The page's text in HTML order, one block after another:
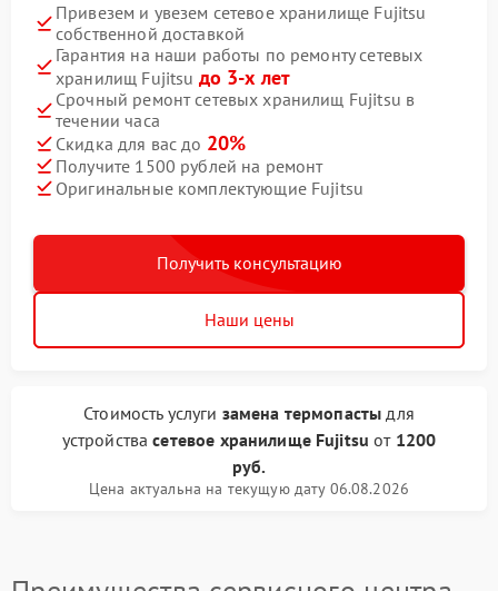
Привезем и увезем сетевое хранилище Fujitsu
собственной доставкой
Гарантия на наши работы по ремонту сетевых
хранилищ Fujitsu до 3-х лет
Срочный ремонт сетевых хранилищ Fujitsu в
течении часа
Скидка для вас до 20%
Получите 1500 рублей на ремонт
Оригинальные комплектующие Fujitsu
Получить консультацию
Наши цены
Стоимость услуги замена термопасты для
устройствасетевое хранилище Fujitsu от 1200
руб.
Цена актуальна на текущую дату 06.08.2026